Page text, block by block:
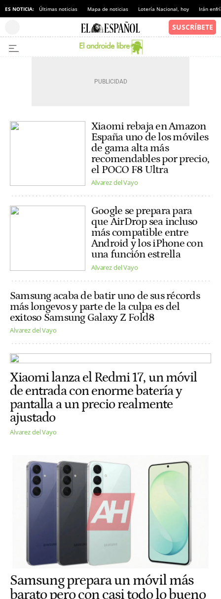
ES NOTICIA: Últimas noticias Mapa de noticias Lotería Nacional, hoy Irán
Xiaomi rebaja en Amazon
España uno de los móviles
de gama alta más
recomendables por precio,
el POCO F8 Ultra
Alvarez del Vayo
Google se prepara para
que AirDrop sea incluso
más compatible entre
Android y los iPhone con
una función estrella
Alvarez del Vayo
Samsung acaba de batir uno de sus récords
más longevos y parte de la culpa es del
exitoso Samsung Galaxy Z Fold8
Alvarez del Vayo
Xiaomi lanza el Redmi 17, un móvil
de entrada con enorme batería y
pantalla a un precio realmente
ajustado
Alvarez del Vayo
Samsung prepara un móvil más
barato pero con casi todo lo bueno